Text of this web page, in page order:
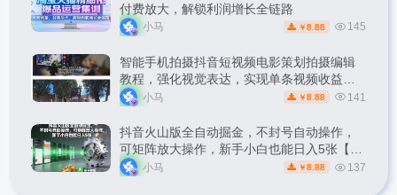
付费放大，解锁利润增长全链路
小马 ￥ 8.88 145
智能手机拍摄抖音短视频电影策划拍摄编辑
教程，强化视觉表达，实现单条视频收益破
1k
小马 ￥ 8.88 141
抖音火山版全自动掘金，不封号自动操作，
可矩阵放大操作，新手小白也能日入5张【揭
秘】小马 ￥ 8.88 137